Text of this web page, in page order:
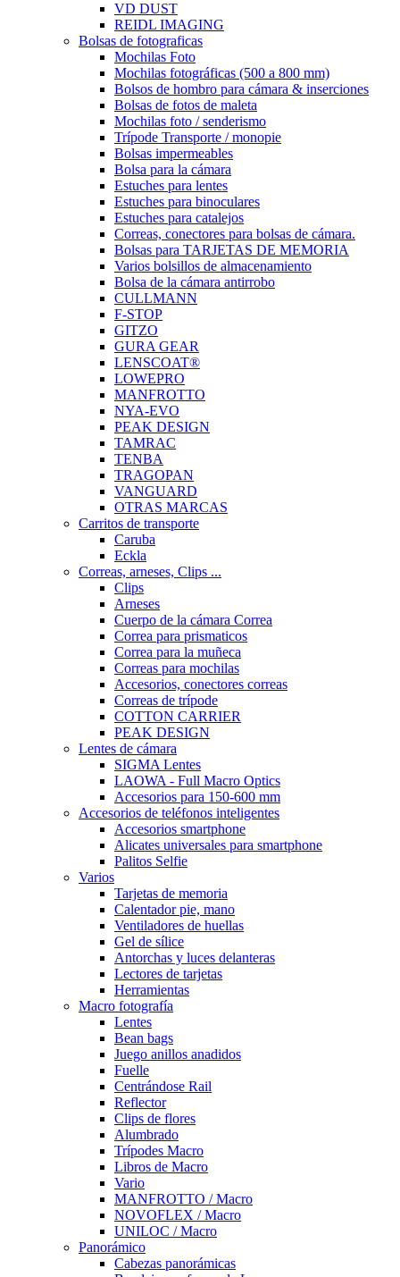
VD DUST
REIDL IMAGING
Bolsas de fotograficas
Mochilas Foto
Mochilas fotográficas (500 a 800 mm)
Bolsos de hombro para cámara & inserciones
Bolsas de fotos de maleta
Mochilas foto / senderismo
Trípode Transporte / monopie
Bolsas impermeables
Bolsa para la cámara
Estuches para lentes
Estuches para binoculares
Estuches para catalejos
Correas, conectores para bolsas de cámara.
Bolsas para TARJETAS DE MEMORIA
Varios bolsillos de almacenamiento
Bolsa de la cámara antirrobo
CULLMANN
F-STOP
GITZO
GURA GEAR
LENSCOAT®
LOWEPRO
MANFROTTO
NYA-EVO
PEAK DESIGN
TAMRAC
TENBA
TRAGOPAN
VANGUARD
OTRAS MARCAS
Carritos de transporte
Caruba
Eckla
Correas, arneses, Clips ...
Clips
Arneses
Cuerpo de la cámara Correa
Correa para prismaticos
Correa para la muñeca
Correas para mochilas
Accesorios, conectores correas
Correas de trípode
COTTON CARRIER
PEAK DESIGN
Lentes de cámara
SIGMA Lentes
LAOWA - Full Macro Optics
Accesorios para 150-600 mm
Accesorios de teléfonos inteligentes
Accesorios smartphone
Alicates universales para smartphone
Palitos Selfie
Varios
Tarjetas de memoria
Calentador pie, mano
Ventiladores de huellas
Gel de sílice
Antorchas y luces delanteras
Lectores de tarjetas
Herramientas
Macro fotografía
Lentes
Bean bags
Juego anillos anadidos
Fuelle
Centrándose Rail
Reflector
Clips de flores
Alumbrado
Trípodes Macro
Libros de Macro
Vario
MANFROTTO / Macro
NOVOFLEX / Macro
UNILOC / Macro
Panorámico
Cabezas panorámicas